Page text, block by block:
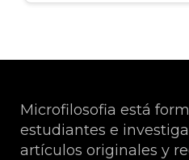
Microfilosofia está
estudiantes e
artículos originales y